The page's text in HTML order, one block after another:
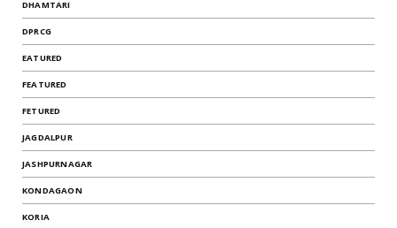
DHAMTARI
DPRCG
EATURED
FEATURED
FETURED
JAGDALPUR
JASHPURNAGAR
KONDAGAON
KORIA